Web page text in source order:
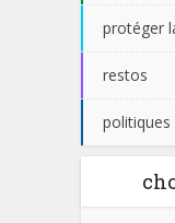
protéger
restos
politiques